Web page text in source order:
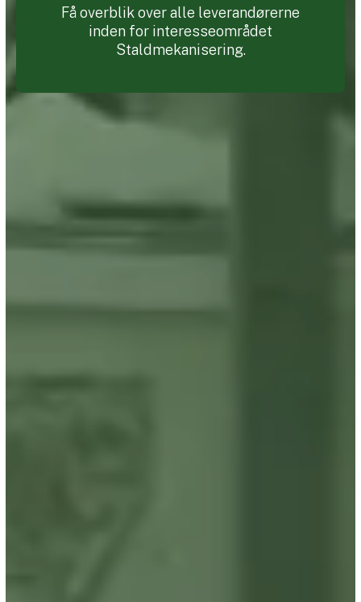
Få overblik over alle leverandørerne
inden for interesseområdet
Staldmekanisering.